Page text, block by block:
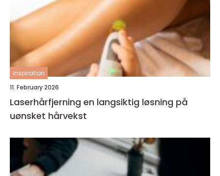
inspiration
11. February 2026
Laserhårfjerning en langsiktig løsning på
uønsket hårvekst